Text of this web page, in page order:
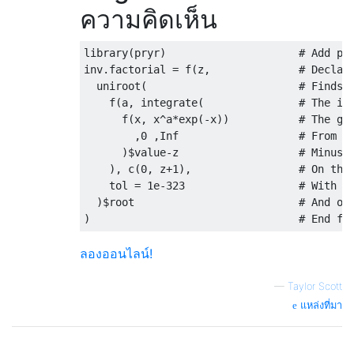
ความคิดเห็น
library(pryr)
# Add
inv.factorial = f(z,
#
  uniroot
(
# Finds
    f
(a, integrate(
# The
      f
(x, x^a*exp(-x))
# The
,0 ,Inf
# From
)$value-z # Minus
),
c(0, z+1 ),
# On
    tol
= 1e-323
# With
)$root # And
)
# End
ลองออนไลน์!
— Taylor Scott
แหล่งที่มา